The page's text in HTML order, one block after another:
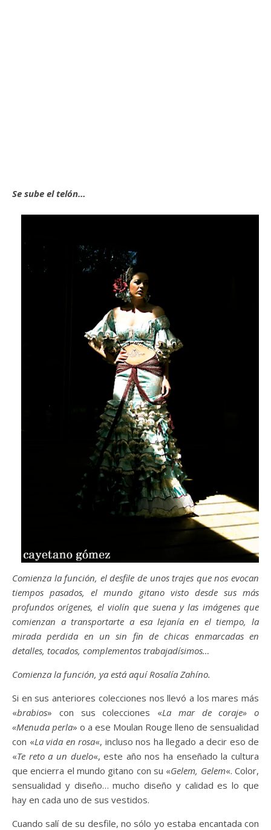
Se sube el telón…
Comienza la función, el desfile de unos trajes que nos evocan
tiempos pasados, el mundo gitano visto desde sus más
profundos orígenes, el violín que suena y las imágenes que
comienzan a transportarte a esa lejanía en el tiempo, la
mirada perdida en un sin fin de chicas enmarcadas en
detalles, tocados, complementos trabajadísimos…
Comienza la función, ya está aquí Rosalía Zahíno.
Si en sus anteriores colecciones nos llevó a los mares más
«brabios» con sus colecciones «La mar de coraje» o
«Menuda perla» o a ese Moulan Rouge lleno de sensualidad
con «La vida en rosa«, incluso nos ha llegado a decir eso de
«Te reto a un duelo«, este año nos ha enseñado la cultura
que encierra el mundo gitano con su «Gelem, Gelem«. Color,
sensualidad y diseño… mucho diseño y calidad es lo que
hay en cada uno de sus vestidos.
Cuando salí de su desfile, no sólo yo estaba encantada con